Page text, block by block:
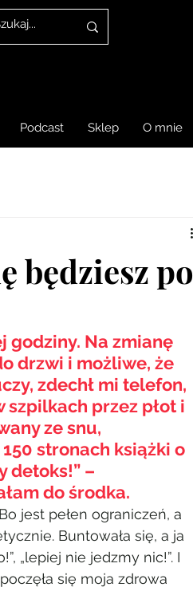
Podcast Sklep O mnie
będziesz po
godziny. Na zmianę
drzwi i możliwe, że
zdechł mi telefon,
szpilkach przez płot i
ze snu,
stronach książki o
detoks!” –
do środka.
jest pełen ograniczeń, a
Buntowała się, a ja
„lepiej nie jedzmy nic!”. I
się moja zdrowa